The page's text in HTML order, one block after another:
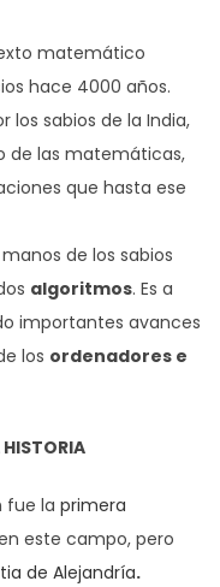
matemático
hace 4000 años.
los sabios de la India,
de las matemáticas,
que hasta ese
de los sabios
algoritmos. Es a
importantes avances
los ordenadores e
fue la primera
este campo, pero
de Alejandría.